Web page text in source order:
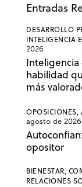
Entradas
DESARROLLO
INTELIGENCIA
2026
Inteligencia
habilidad
más
OPOSICIONES,
agosto de 2026
opositor
BIENESTAR,
RELACIONES